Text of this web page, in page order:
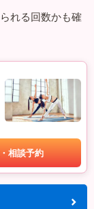
れる回数かも確
相談予約